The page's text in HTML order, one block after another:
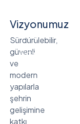
Vizyonumuz
Sürdürülebilir,
güvenli
ve
modern
yapılarla
şehrin
gelişimine
katkı
Fidanlık Mah.